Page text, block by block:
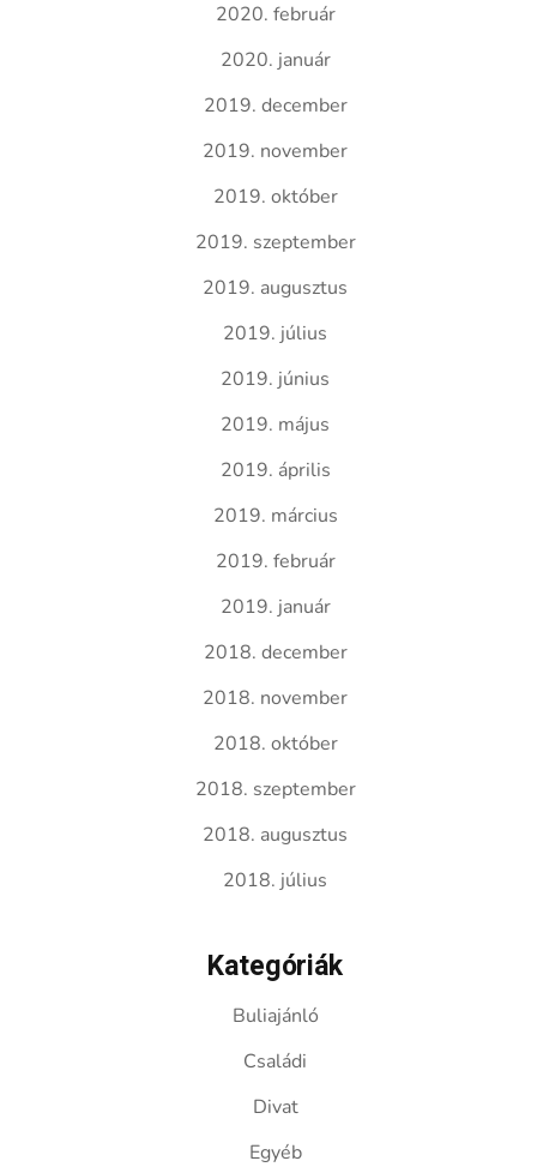
2020. február
2020. január
2019. december
2019. november
2019. október
2019. szeptember
2019. augusztus
2019. július
2019. június
2019. május
2019. április
2019. március
2019. február
2019. január
2018. december
2018. november
2018. október
2018. szeptember
2018. augusztus
2018. július
Kategóriák
Buliajánló
Családi
Divat
Egyéb